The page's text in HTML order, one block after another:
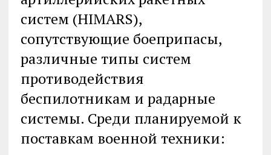
систем (HIMARS),
сопутствующие боеприпасы,
различные типы систем
противодействия
беспилотникам и радарные
системы. Среди планируемой к
поставкам военной техники: